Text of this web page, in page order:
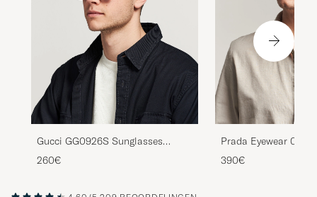
Gucci GG0926S Sunglasses
Black/Green
260€
Prada Eyewear 0PR
Sunglasses
390€